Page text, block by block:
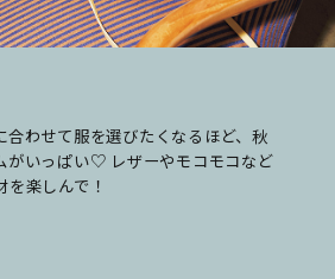
合わせて服を選びたくなるほど、秋
がいっぱい♡ レザーやモコモコなど
楽しんで！